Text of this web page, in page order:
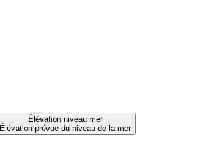
Élévation niveau mer
Élévation prévue du niveau de la mer